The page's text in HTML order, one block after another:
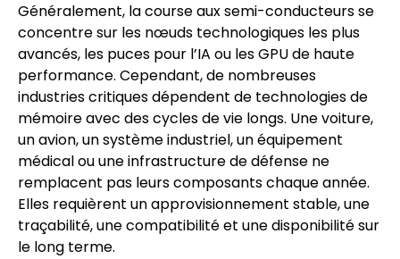
Généralement, la course aux semi-conducteurs se
concentre sur les nœuds technologiques les plus
avancés, les puces pour l’IA ou les GPU de haute
performance. Cependant, de nombreuses
industries critiques dépendent de technologies de
mémoire avec des cycles de vie longs. Une voiture,
un avion, un système industriel, un équipement
médical ou une infrastructure de défense ne
remplacent pas leurs composants chaque année.
Elles requièrent un approvisionnement stable, une
traçabilité, une compatibilité et une disponibilité sur
le long terme.